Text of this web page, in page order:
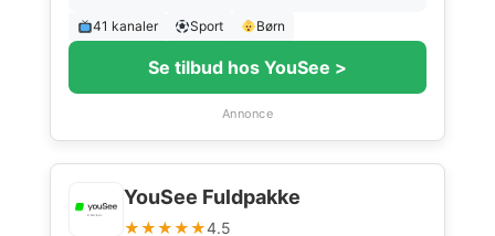
41 kanaler Sport Børn
Se tilbud hos YouSee >
Annonce
YouSee Fuldpakke
★★★★★4.5